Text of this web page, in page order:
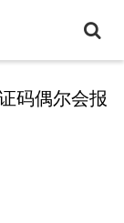
码偶尔会报